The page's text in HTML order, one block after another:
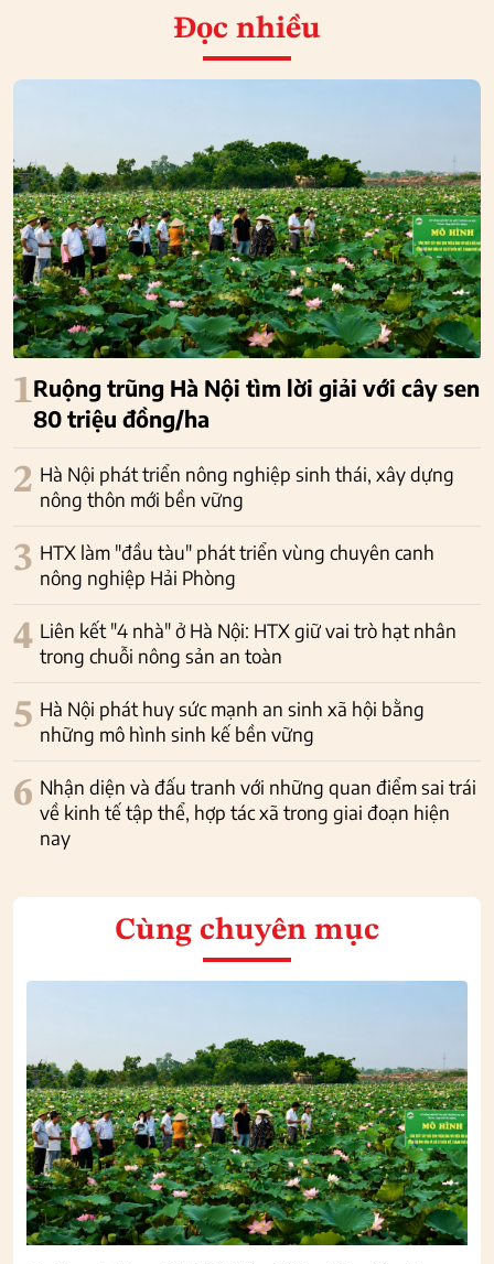
Đọc nhiều
1Ruộng trũng Hà Nội tìm lời giải với cây sen
80 triệu đồng/ha
2 Hà Nội phát triển nông nghiệp sinh thái, xây dựng
nông thôn mới bền vững
3 HTX làm "đầu tàu" phát triển vùng chuyên canh
nông nghiệp Hải Phòng
4 Liên kết "4 nhà" ở Hà Nội: HTX giữ vai trò hạt nhân
trong chuỗi nông sản an toàn
5 Hà Nội phát huy sức mạnh an sinh xã hội bằng
những mô hình sinh kế bền vững
6 Nhận diện và đấu tranh với những quan điểm sai trái
về kinh tế tập thể, hợp tác xã trong giai đoạn hiện
nay
Cùng chuyên mục